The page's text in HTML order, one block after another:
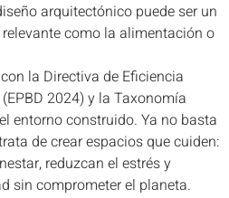
arquitectónico puede ser un
como la alimentación o
la Directiva de Eficiencia
2024) y la Taxonomía
entorno construido. Ya no basta
de crear espacios que cuiden:
reduzcan el estrés y
sin comprometer el planeta.